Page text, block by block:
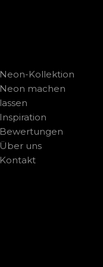
Neon-Kollektion
Neon machen
lassen
Inspiration
Bewertungen
Über uns
Kontakt